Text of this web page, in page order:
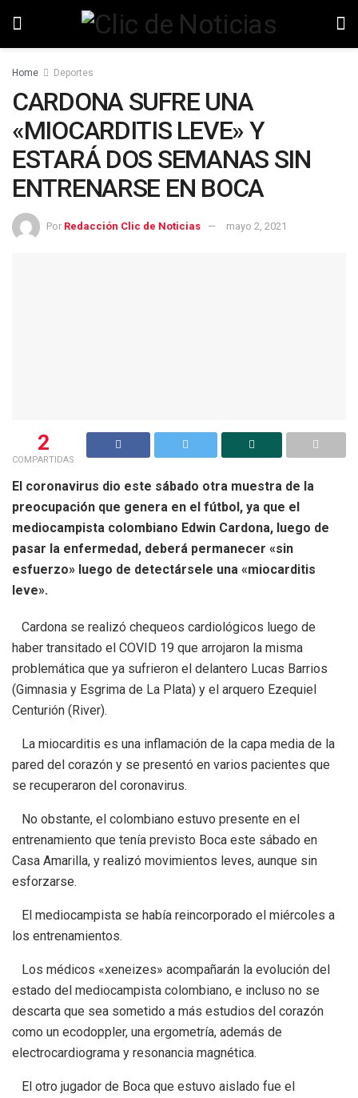
Home Deportes
CARDONA SUFRE UNA
«MIOCARDITIS LEVE» Y
ESTARÁ DOS SEMANAS SIN
ENTRENARSE EN BOCA
Por Redacción Clic de Noticias mayo 2, 2021
2
COMPARTIDAS
El coronavirus dio este sábado otra muestra de la
preocupación que genera en el fútbol, ya que el
mediocampista colombiano Edwin Cardona, luego de
pasar la enfermedad, deberá permanecer «sin
esfuerzo» luego de detectársele una «miocarditis
leve».
Cardona se realizó chequeos cardiológicos luego de
haber transitado el COVID 19 que arrojaron la misma
problemática que ya sufrieron el delantero Lucas Barrios
(Gimnasia y Esgrima de La Plata) y el arquero Ezequiel
Centurión (River).
La miocarditis es una inflamación de la capa media de la
pared del corazón y se presentó en varios pacientes que
se recuperaron del coronavirus.
No obstante, el colombiano estuvo presente en el
entrenamiento que tenía previsto Boca este sábado en
Casa Amarilla, y realizó movimientos leves, aunque sin
esforzarse.
El mediocampista se había reincorporado el miércoles a
los entrenamientos.
Los médicos «xeneizes» acompañarán la evolución del
estado del mediocampista colombiano, e incluso no se
descarta que sea sometido a más estudios del corazón
como un ecodoppler, una ergometría, además de
electrocardiograma y resonancia magnética.
El otro jugador de Boca que estuvo aislado fue el